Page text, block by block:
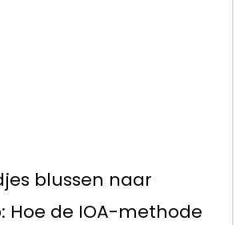
blussen naar
Hoe de IOA-methode